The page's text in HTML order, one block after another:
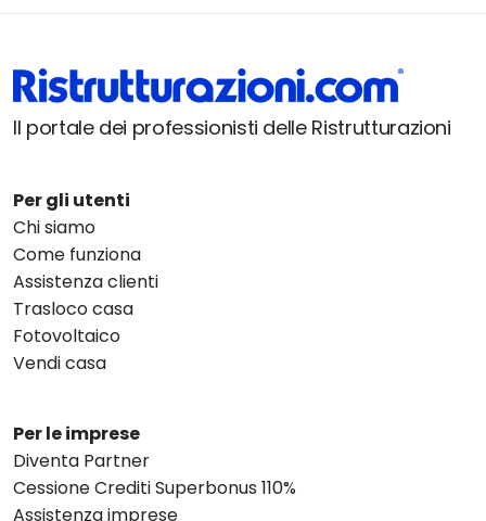
Il portale dei professionisti delle Ristrutturazioni
Per gli utenti
Chi siamo
Come funziona
Assistenza clienti
Trasloco casa
Fotovoltaico
Vendi casa
Per le imprese
Diventa Partner
Cessione Crediti Superbonus 110%
Assistenza imprese